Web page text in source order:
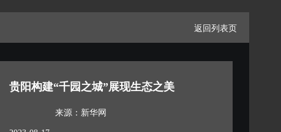
返回列表页
贵阳构建“千园之城”展现生态之美
来源：新华网